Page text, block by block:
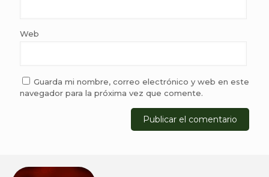
Web
Guarda mi nombre, correo electrónico y web en este
navegador para la próxima vez que comente.